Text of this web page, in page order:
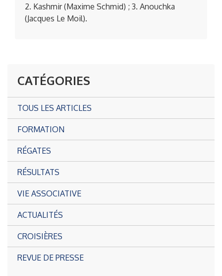
2. Kashmir (Maxime Schmid) ; 3. Anouchka
(Jacques Le Moil).
CATÉGORIES
TOUS LES ARTICLES
FORMATION
RÉGATES
RÉSULTATS
VIE ASSOCIATIVE
ACTUALITÉS
CROISIÈRES
REVUE DE PRESSE